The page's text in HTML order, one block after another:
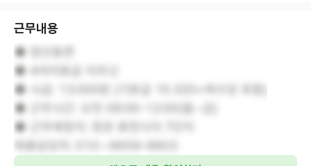
근무내용
◆ 양산동면
◆ 4여자등급 어르신
◆ 시급: 13.000원 (기본급 10.320+제수당 포함)
◆ 근무시간: 오전 09:00-12:00(월~금)
◆ 근무예정지: 정관 휴먼시아 7단지